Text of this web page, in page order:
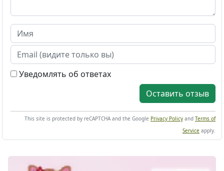
Уведомлять об ответах
Оставить отзыв
This site is protected by reCAPTCHA and the Google Privacy Policy and Terms of
Service apply.